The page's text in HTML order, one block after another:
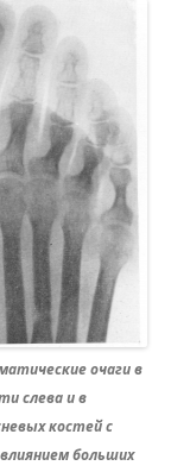
очаги в
слева и в
костей с
больших